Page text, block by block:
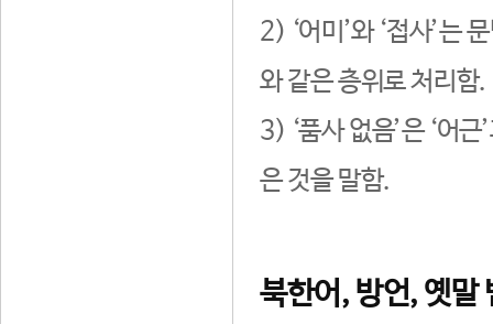
2) ‘어미’와 ‘접사’는
와 같은 층위로 처리함.
3) ‘품사 없음’은 ‘어
은 것을 말함.
북한어, 방언, 옛말